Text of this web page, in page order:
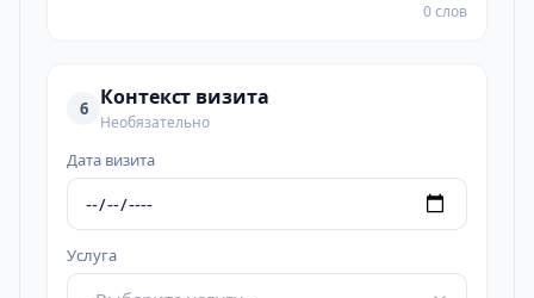
0 слов
6 Контекст визита
Необязательно
Дата визита
Услуга